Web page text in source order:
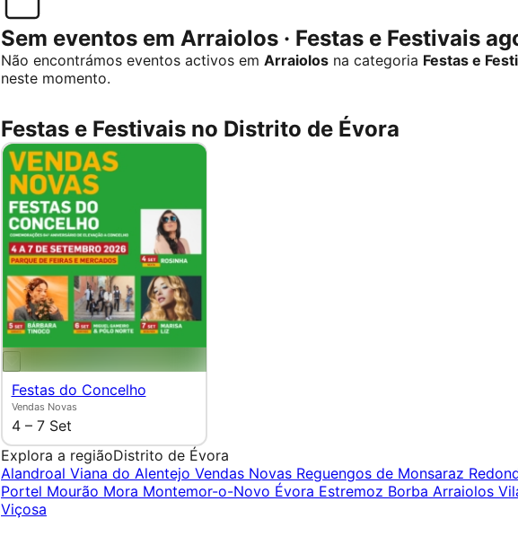
Sem eventos em Arraiolos · Festas e Festivais
Não encontrámos eventos activos em Arraiolos na categoria Festas e
neste momento.
Festas e Festivais no Distrito de Évora
Festas do Concelho
Vendas Novas
4 – 7 Set
Explora a regiãoDistrito de Évora
Alandroal Viana do Alentejo Vendas Novas Reguengos de Monsaraz
Portel Mourão Mora Montemor-o-Novo Évora Estremoz Borba Arraiolos
Viçosa